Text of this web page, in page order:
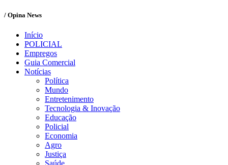
/ Opina News
Início
POLICIAL
Empregos
Guia Comercial
Notícias
Política
Mundo
Entretenimento
Tecnologia & Inovação
Educação
Policial
Economia
Agro
Justiça